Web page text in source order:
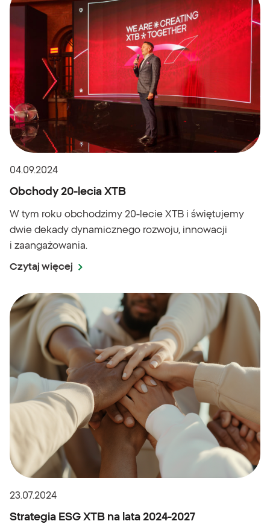
04.09.2024
Obchody 20-lecia XTB
W tym roku obchodzimy 20-lecie XTB i świętujemy
dwie dekady dynamicznego rozwoju, innowacji
i zaangażowania.
Czytaj więcej
23.07.2024
Strategia ESG XTB na lata 2024-2027